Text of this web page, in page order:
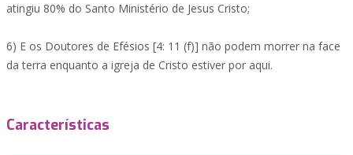
atingiu 80% do Santo Ministério de Jesus Cristo;
6) E os Doutores de Efésios [4: 11 (f)] não podem morrer na face
da terra enquanto a igreja de Cristo estiver por aqui.
Características